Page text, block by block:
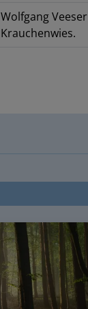
Wolfgang
Krauchenwies.